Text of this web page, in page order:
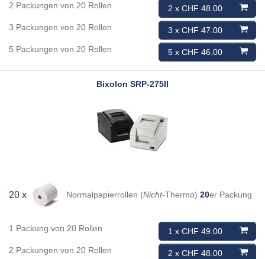
2 x CHF 48.00
2 Packungen von 20 Rollen
3 x CHF 47.00
3 Packungen von 20 Rollen
5 x CHF 46.00
5 Packungen von 20 Rollen
Bixolon SRP-275II
20 x Normalpapierrollen (Nicht-Thermo) 20er Packung
1 x CHF 49.00
1 Packung von 20 Rollen
2 x CHF 48.00
2 Packungen von 20 Rollen